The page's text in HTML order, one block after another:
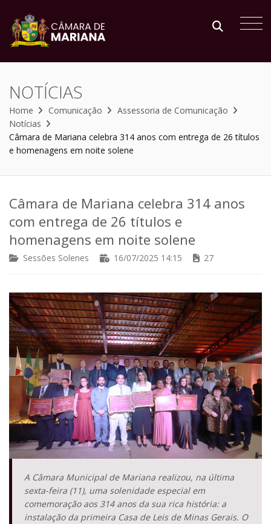
NOTÍCIAS
Home Comunicação
Assessoria de Comunicação
Notícias
Câmara de Mariana celebra 314 anos com entrega de 26 títulos
e homenagens em noite solene
Câmara de Mariana celebra 314 anos
com entrega de 26 títulos e
homenagens em noite solene
Sessões Solenes 16/07/2025 14:15 27
A Câmara Municipal de Mariana realizou, na última
sexta-feira (11), uma solenidade especial em
comemoração aos 314 anos da sua rica história: a
instalação da primeira Casa de Leis de Minas Gerais. O